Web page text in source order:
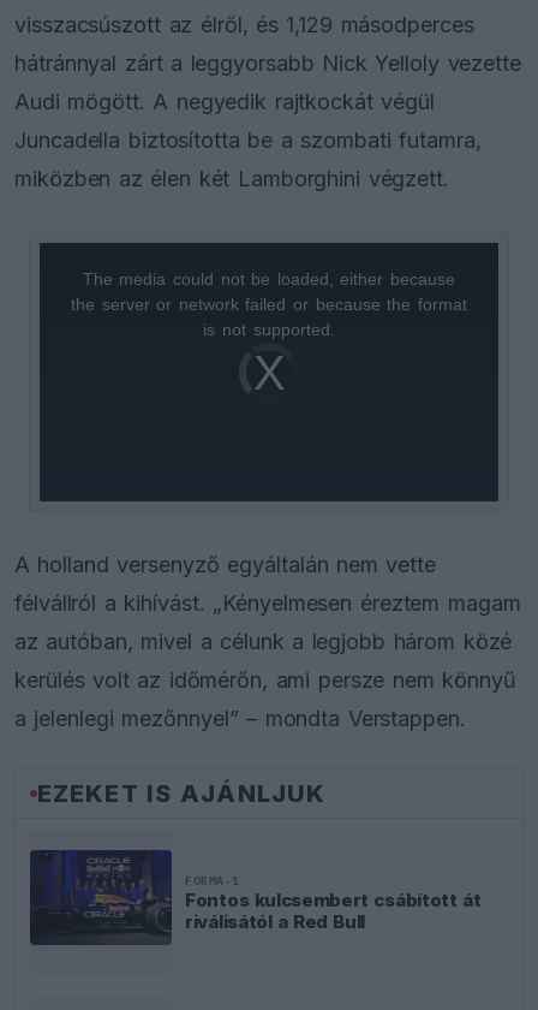
visszacsúszott az élről, és 1,129 másodperces
hátránnyal zárt a leggyorsabb Nick Yelloly vezette
Audi mögött. A negyedik rajtkockát végül
Juncadella biztosította be a szombati futamra,
miközben az élen két Lamborghini végzett.
Video
Player
loading.
The media could not be loaded, either because
the server or network failed or because the format
is not supported.
A holland versenyző egyáltalán nem vette
félvállról a kihívást. „Kényelmesen éreztem magam
az autóban, mivel a célunk a legjobb három közé
kerülés volt az időmérőn, ami persze nem könnyű
a jelenlegi mezőnnyel” – mondta Verstappen.
EZEKET IS AJÁNLJUK
FORMA-1
Fontos kulcsembert csábított át
riválisától a Red Bull